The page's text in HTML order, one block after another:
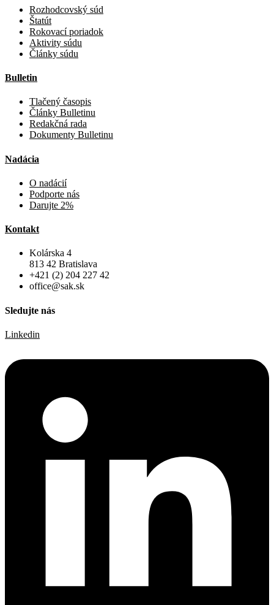
Rozhodcovský súd
Štatút
Rokovací poriadok
Aktivity súdu
Články súdu
Bulletin
Tlačený časopis
Články Bulletinu
Redakčná rada
Dokumenty Bulletinu
Nadácia
O nadácií
Podporte nás
Darujte 2%
Kontakt
Kolárska 4
813 42 Bratislava
+421 (2) 204 227 42
office@sak.sk
Sledujte nás
Linkedin